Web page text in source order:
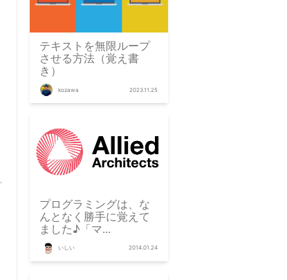
テキストを無限ループ
させる方法（覚え書
き）
kozawa 2023.11.25
プログラミングは、な
んとなく勝手に覚えて
ました♪「マ...
いしい 2014.01.24